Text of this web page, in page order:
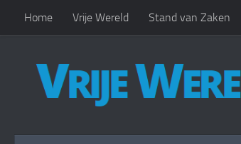
Doorgaan naar inhoud
Home Vrije Wereld Stand van Zaken